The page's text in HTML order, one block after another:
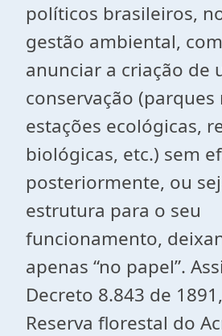
políticos brasileiros,
gestão ambiental,
anunciar a criação de
conservação (parques
estações ecológicas,
biológicas, etc.) sem
posteriormente, ou
estrutura para o seu
funcionamento,
apenas “no papel”.
Decreto 8.843 de
Reserva florestal do